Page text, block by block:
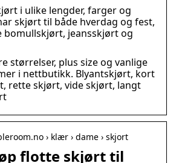
i ulike lengder, farger og
skjørt til både hverdag og fest,
bomullskjørt, jeansskjørt og
størrelser, plus size og vanlige
i nettbutikk. Blyantskjørt, kort
rette skjørt, vide skjørt, langt
› klær › dame › skjort
flotte skjørt til